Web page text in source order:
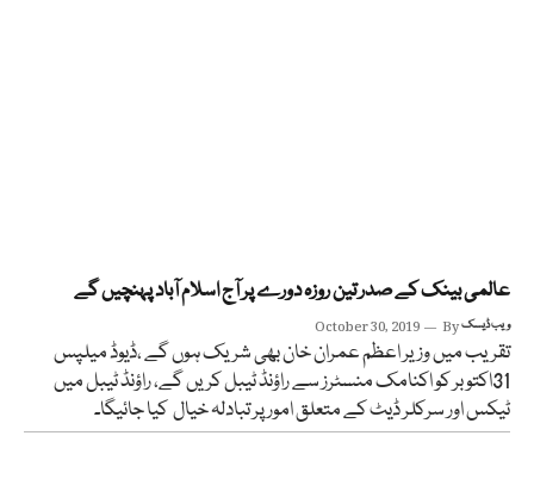
عالمی بینک کے صدر تین روزہ دورے پر آج اسلام آباد پہنچیں گے
October 30, 2019 Byویب ڈیسک
تقریب میں وزیر اعظم عمران خان بھی شریک ہوں گے ،ڈیوڈ میلپس
31اکتوبر کو اکنامک منسٹرز سے راؤنڈ ٹیبل کریں گے، راؤنڈ ٹیبل میں
ٹیکس اور سرکلر ڈیٹ کے متعلق امور پر تبادلہ خیال کیا جائیگا۔